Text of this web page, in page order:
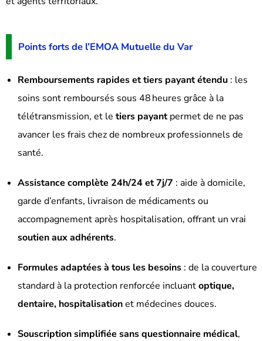
Points forts de l’EMOA Mutuelle du Var
Remboursements rapides et tiers payant étendu : les
soins sont remboursés sous 48 heures grâce à la
télétransmission, et le tiers payantpermet de ne pas
avancer les frais chez de nombreux professionnels de
santé.
Assistance complète 24h/24 et 7j/7 : aide à domicile,
garde d’enfants, livraison de médicaments ou
accompagnement après hospitalisation, offrant un vrai
soutien aux adhérents.
Formules adaptées à tous les besoins : de la couverture
standard à la protection renforcée incluantoptique,
dentaire, hospitalisationet médecines douces.
Souscription simplifiée sans questionnaire médical,